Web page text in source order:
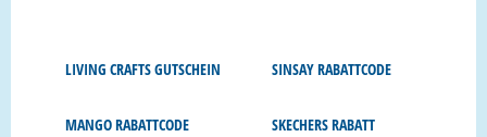
LIVING CRAFTS GUTSCHEIN
MANGO RABATTCODE
SINSAY RABATTCODE
SKECHERS RABATT